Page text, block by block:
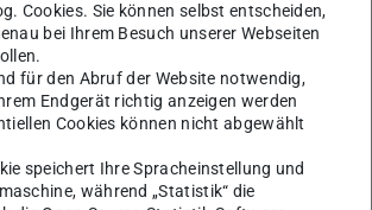
mit zweistufiger Aufladung
für schwere Nutzfahrzeug
von Emissionen und
Cookies. Sie können selbst entscheiden,
bei Ihrem Besuch unserer Webseiten
für den Abruf der Website notwendig,
Endgerät richtig anzeigen werden
Cookies können nicht abgewählt
speichert Ihre Spracheinstellung und
während „Statistik“ die